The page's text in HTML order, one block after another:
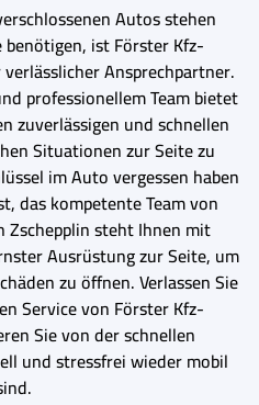
Autos stehen
ist Förster Kfz-
Ansprechpartner.
professionellem Team bietet
zuverlässigen und schnellen
Situationen zur Seite zu
im Auto vergessen haben
das kompetente Team von
steht Ihnen mit
Ausrüstung zur Seite, um
zu öffnen. Verlassen Sie
Service von Förster Kfz-
Sie von der schnellen
und stressfrei wieder mobil